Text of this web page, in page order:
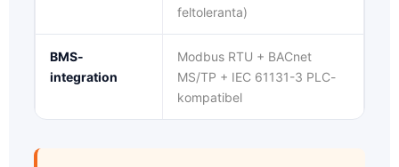
feltoleranta)
BMS-
integration
Modbus RTU + BACnet
MS/TP + IEC 61131-3 PLC-
kompatibel